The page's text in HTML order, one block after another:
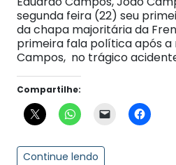
segunda feira (22) seu
da chapa majoritária da
primeira fala política após a
Campos, no trágico
Compartilhe:
Continue lendo